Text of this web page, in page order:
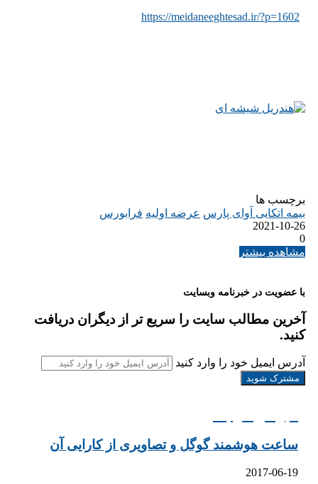
https://meidaneeghtesad.ir/?p=1602
برچسب ها
بیمه اتکایی آوای پارس عرضه اولیه فرابورس
2021-10-26
0
مشاهده بیشتر
با عضویت در خبرنامه وبسایت
آخرین مطالب سایت را سریع تر از دیگران دریافت
کنید.
آدرس ایمیل خود را وارد کنید
ساعت هوشمند گوگل و تصاویری از کارایی آن
2017-06-19